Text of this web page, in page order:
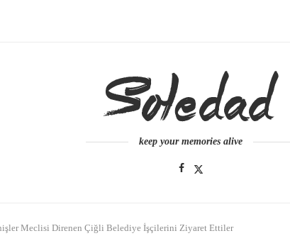
keep your memories alive
Meclisi Direnen Çiğli Belediye İşçilerini Ziyaret Ettiler